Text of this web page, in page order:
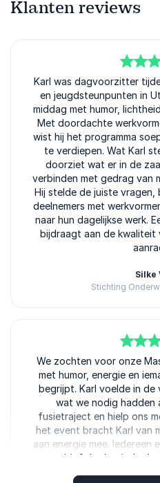
Klanten reviews
5van5
Karl was dagvoorzitter
en jeugdsteunpunten in
middag met humor,
Met doordachte
wist hij het programma
te verdiepen. Wat Karl
doorziet wat er in de
verbinden met gedrag van
Hij stelde de juiste
deelnemers met
naar hun dagelijkse werk.
bijdraagt aan de kwaliteit
Silke
Stichting
5van5
We zochten voor onze
met humor, energie en
begrijpt. Karl voelde in
wat we nodig hadden
fusietraject en hielp ons
het event bracht Karl van
aan energie mee. Iedereen
positief de dag in. In de